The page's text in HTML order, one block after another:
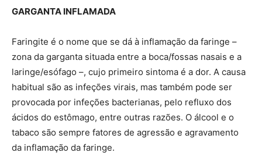
GARGANTA INFLAMADA
Faringite é o nome que se dá à inflamação da faringe –
zona da garganta situada entre a boca/fossas nasais e a
laringe/esófago –, cujo primeiro sintoma é a dor. A causa
habitual são as infeções virais, mas também pode ser
provocada por infeções bacterianas, pelo refluxo dos
ácidos do estômago, entre outras razões. O álcool e o
tabaco são sempre fatores de agressão e agravamento
da inflamação da faringe.